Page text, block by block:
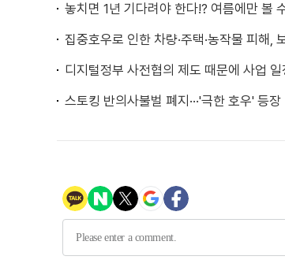
놓치면 1년 기다려야 한다!? 여름에만 볼
집중호우로 인한 차량·주택·농작물 피해,
디지털정부 사전협의 제도 때문에 사업
스토킹 반의사불벌 폐지···'극한 호우' 등